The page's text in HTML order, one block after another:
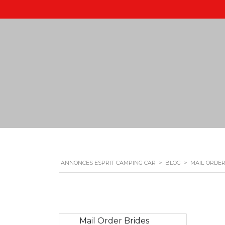
ANNONCES ESPRIT CAMPING CAR > BLOG > MAIL-
Mail Order Brides